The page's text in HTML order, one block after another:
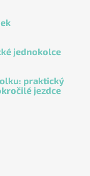
jednokolce
praktický
jezdce